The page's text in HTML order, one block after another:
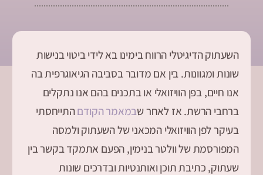
השעתוק הדיגיטלי הרווח בימינו בא לידי ביטוי בנישות
שונות ומגוונות. בין אם מדובר בסביבה הגיאוגרפית בה
אנו חיים, בפן הוויזואלי או בתכנים בהם אנו נתקלים
ברחבי הרשת. אז לאחר שבמאמר הקודםהתייחסתי
בעיקר לפן הוויזואלי המכאני של השעתוק ולמסה
המפורסמת של וולטר בנימין, הפעם אתמקד בקשר בין
שעתוק, כתיבת תוכן ואותנטיות ובדרכים שונות